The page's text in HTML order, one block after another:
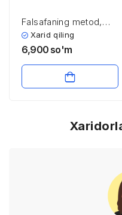
Falsafaning metod,
qonun va
kategoriyalari
Xarid qiling
6,900 so'm